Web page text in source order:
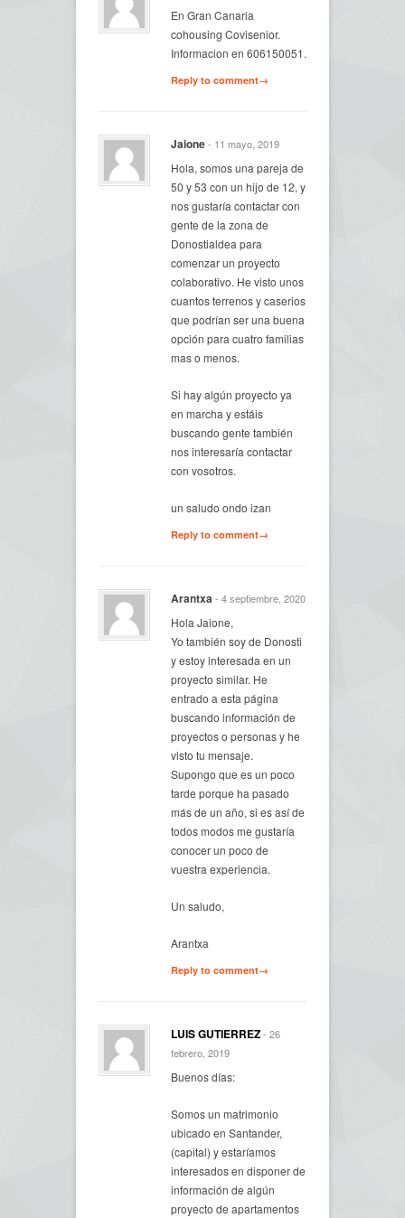
En Gran Canaria
cohousing Covisenior.
Informacion en 606150051.
Reply to comment→
Jaione- 11 mayo, 2019
Hola, somos una pareja de
50 y 53 con un hijo de 12, y
nos gustaría contactar con
gente de la zona de
Donostialdea para
comenzar un proyecto
colaborativo. He visto unos
cuantos terrenos y caserios
que podrían ser una buena
opción para cuatro familias
mas o menos.
Si hay algún proyecto ya
en marcha y estáis
buscando gente también
nos interesaría contactar
con vosotros.
un saludo ondo izan
Reply to comment→
Arantxa- 4 septiembre, 2020
Hola Jaione,
Yo también soy de Donosti
y estoy interesada en un
proyecto similar. He
entrado a esta página
buscando información de
proyectos o personas y he
visto tu mensaje.
Supongo que es un poco
tarde porque ha pasado
más de un año, si es así de
todos modos me gustaría
conocer un poco de
vuestra experiencia.
Un saludo,
Arantxa
Reply to comment→
LUIS GUTIERREZ- 26
febrero, 2019
Buenos días:
Somos un matrimonio
ubicado en Santander,
(capital) y estaríamos
interesados en disponer de
información de algún
proyecto de apartamentos